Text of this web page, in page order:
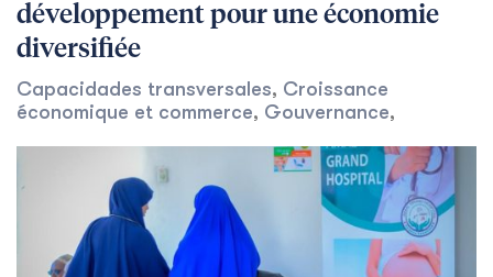
développement pour une économie
diversifiée
Capacidades transversales, Croissance
économique et commerce, Gouvernance,